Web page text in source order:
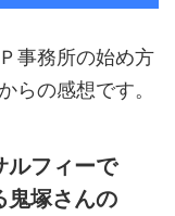
事務所の始め方
らの感想です。
ルフィーで
鬼塚さんの